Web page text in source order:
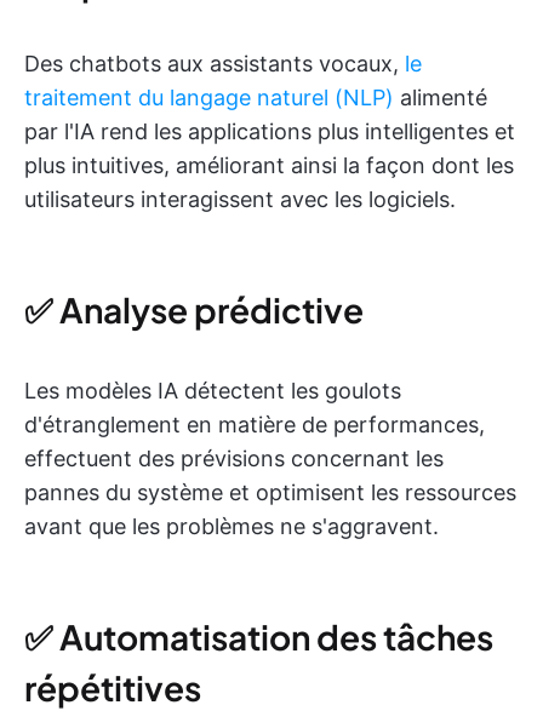
Des chatbots aux assistants vocaux, le
traitement du langage naturel (NLP) alimenté
par l'IA rend les applications plus intelligentes et
plus intuitives, améliorant ainsi la façon dont les
utilisateurs interagissent avec les logiciels.
✅ Analyse prédictive
Les modèles IA détectent les goulots
d'étranglement en matière de performances,
effectuent des prévisions concernant les
pannes du système et optimisent les ressources
avant que les problèmes ne s'aggravent.
✅ Automatisation des tâches
répétitives